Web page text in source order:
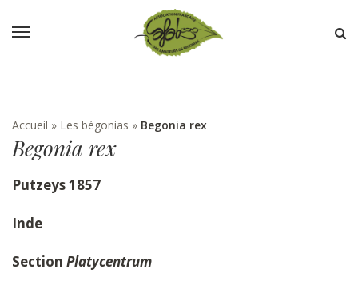
Accueil » Les bégonias » Begonia rex
Begonia rex
Putzeys 1857
Inde
Section Platycentrum